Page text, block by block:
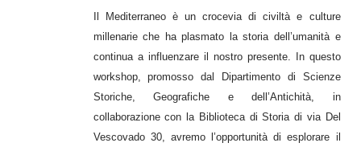
Il Mediterraneo è un crocevia di civiltà e culture
millenarie che ha plasmato la storia dell’umanità e
continua a influenzare il nostro presente. In questo
workshop, promosso dal Dipartimento di Scienze
Storiche, Geografiche e dell’Antichità, in
collaborazione con la Biblioteca di Storia di via Del
Vescovado 30, avremo l’opportunità di esplorare il